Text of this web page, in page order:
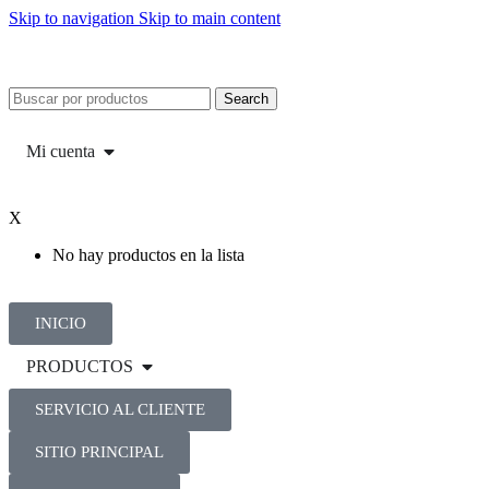
Skip to navigation Skip to main content
Search
Mi cuenta
X
No hay productos en la lista
INICIO
PRODUCTOS
SERVICIO AL CLIENTE
SITIO PRINCIPAL